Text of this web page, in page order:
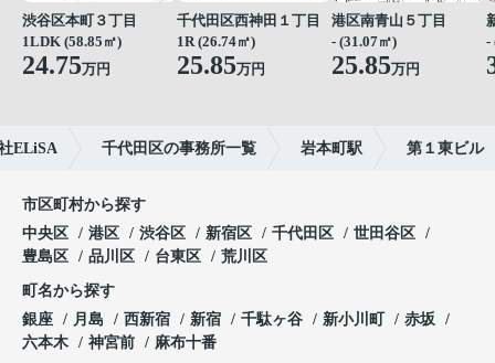
渋谷区本町３丁目
1LDK (58.85㎡)
24.75万円
千代田区西神田１丁目
1R (26.74㎡)
25.85万円
港区南青山５丁目
- (31.07㎡)
25.85万円
-
ELiSA 千代田区の事務所一覧 岩本町駅 第１東ビル
市区町村から探す
中央区
港区 渋谷区 新宿区 千代田区
世田谷区
豊島区
品川区 台東区 荒川区
町名から探す
銀座
月島 西新宿 新宿 千駄ヶ谷 新小川町
赤坂
六本木
神宮前 麻布十番